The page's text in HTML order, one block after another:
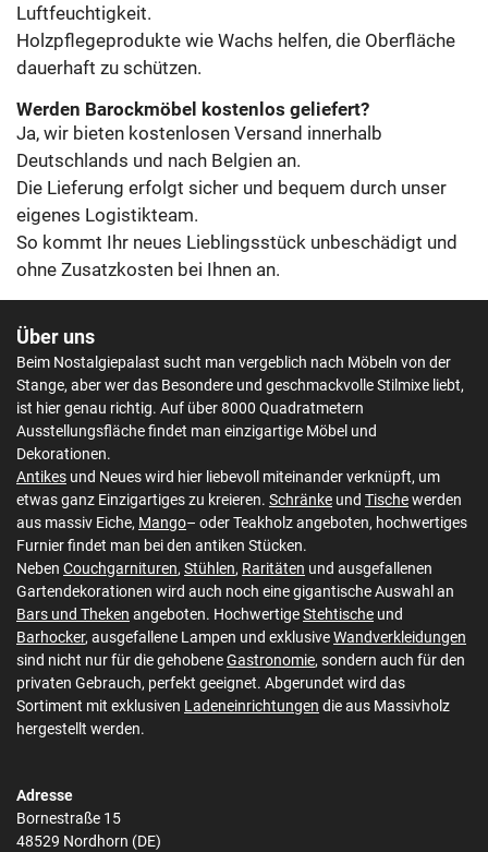
Luftfeuchtigkeit.
Holzpflegeprodukte wie Wachs helfen, die Oberfläche
dauerhaft zu schützen.
Werden Barockmöbel kostenlos geliefert?
Ja, wir bieten kostenlosen Versand innerhalb
Deutschlands und nach Belgien an.
Die Lieferung erfolgt sicher und bequem durch unser
eigenes Logistikteam.
So kommt Ihr neues Lieblingsstück unbeschädigt und
ohne Zusatzkosten bei Ihnen an.
Über uns
Beim Nostalgiepalast sucht man vergeblich nach Möbeln von der
Stange, aber wer das Besondere und geschmackvolle Stilmixe liebt,
ist hier genau richtig. Auf über 8000 Quadratmetern
Ausstellungsfläche findet man einzigartige Möbel und
Dekorationen.
Antikes und Neues wird hier liebevoll miteinander verknüpft, um
etwas ganz Einzigartiges zu kreieren. Schränke und Tischewerden
aus massiv Eiche, Mango– oder Teakholz angeboten, hochwertiges
Furnier findet man bei den antiken Stücken.
Neben Couchgarnituren, Stühlen, Raritäten und ausgefallenen
Gartendekorationen wird auch noch eine gigantische Auswahl an
Bars und Theken angeboten. HochwertigeStehtische und
Barhocker, ausgefallene Lampen und exklusiveWandverkleidungen
sind nicht nur für die gehobeneGastronomie, sondern auch für den
privaten Gebrauch, perfekt geeignet. Abgerundet wird das
Sortiment mit exklusiven Ladeneinrichtungen die aus Massivholz
hergestellt werden.
Adresse
Bornestraße 15
48529 Nordhorn (DE)